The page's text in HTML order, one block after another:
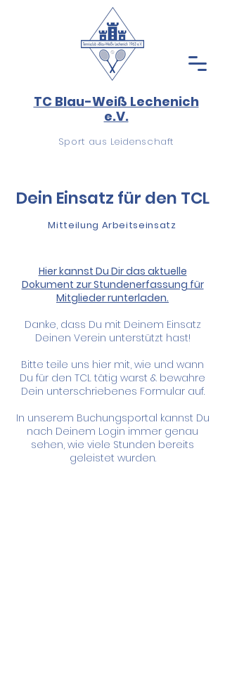
TC Blau-Weiß Lechenich
e.V.
Sport aus Leidenschaft
Dein Einsatz für den TCL
Mitteilung Arbeitseinsatz
Hier kannst Du Dir das aktuelle
Dokument zur Stundenerfassung für
Mitglieder runterladen.
Danke, dass Du mit Deinem Einsatz
Deinen Verein unterstützt hast!
Bitte teile uns hier mit, wie und wann
Du für den TCL tätig warst & bewahre
Dein unterschriebenes Formular auf.
In unserem Buchungsportal kannst Du
nach Deinem Login immer genau
sehen, wie viele Stunden bereits
geleistet wurden.